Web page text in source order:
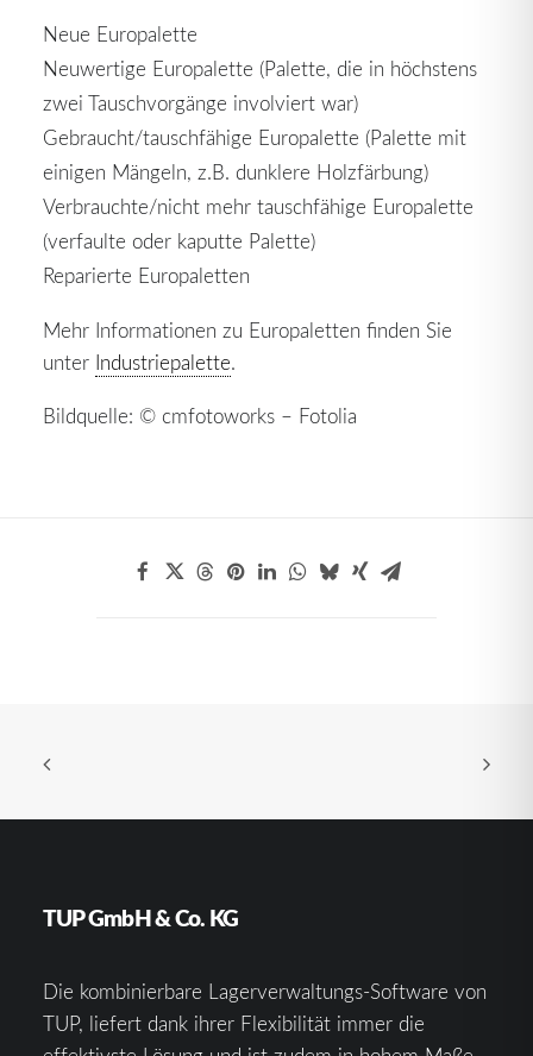
Neue Europalette
Neuwertige Europalette (Palette, die in höchstens
zwei Tauschvorgänge involviert war)
Gebraucht/tauschfähige Europalette (Palette mit
einigen Mängeln, z.B. dunklere Holzfärbung)
Verbrauchte/nicht mehr tauschfähige Europalette
(verfaulte oder kaputte Palette)
Reparierte Europaletten
Mehr Informationen zu Europaletten finden Sie
unter Industriepalette.
Bildquelle: © cmfotoworks – Fotolia
TUP GmbH & Co. KG
Die kombinierbare Lagerverwaltungs-Software von
TUP, liefert dank ihrer Flexibilität immer die